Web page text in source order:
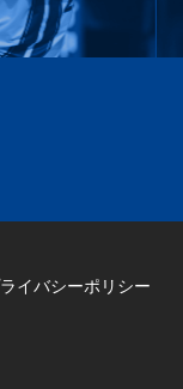
イバシーポリシー